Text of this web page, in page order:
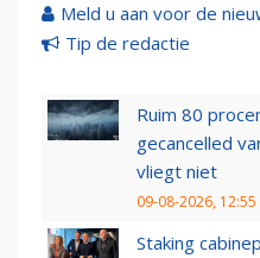
Meld u aan voor de
Tip de redactie
Ruim 80
gecancelled
vliegt niet
09-08-2026, 12:55
Staking